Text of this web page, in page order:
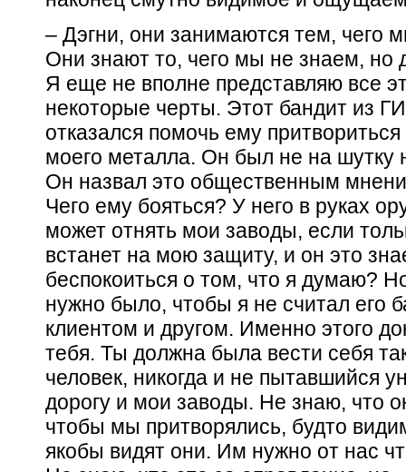
– Дэгни, они занимаются тем, чего
Они знают то, чего мы не знаем, но
Я еще не вполне представляю все
некоторые черты. Этот бандит из
отказался помочь ему
моего металла. Он был не на шутку
Он назвал это общественным
Чего ему бояться? У него в руках
может отнять мои заводы, если
встанет на мою защиту, и он это
беспокоиться о том, что я думаю?
нужно было, чтобы я не считал его
клиентом и другом. Именно этого
тебя. Ты должна была вести себя
человек, никогда и не пытавшийся
дорогу и мои заводы. Не знаю, что
чтобы мы притворялись, будто
якобы видят они. Им нужно от нас